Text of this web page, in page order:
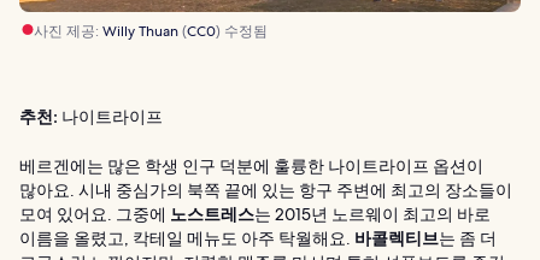
사진 제공: Willy Thuan(CC0) 수정됨
추천: 나이트라이프
베르겐에는 많은 학생 인구 덕분에 훌륭한 나이트라이프 옵션이
많아요. 시내 중심가의 북쪽 끝에 있는 항구 주변에 최고의 장소들이
모여 있어요. 그중에 노스트레스는 2015년 노르웨이 최고의 바로
이름을 올렸고, 칵테일 메뉴도 아주 탁월해요. 바콜렉티브는 좀 더